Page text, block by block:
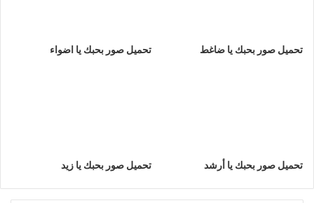
تحميل صور بحبك يا ضاغط تحميل صور بحبك يا اضواء
تحميل صور بحبك يا أرشد تحميل صور بحبك يا زيد